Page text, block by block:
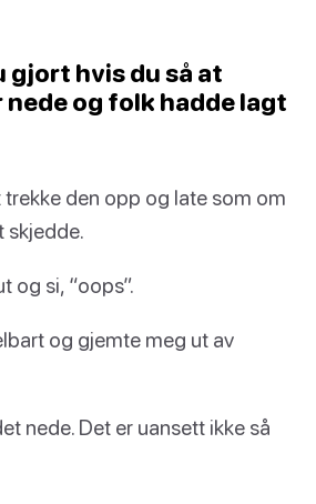
gjort hvis du så at
nede og folk hadde lagt
den opp og late som om
skjedde.
og si, “oops”.
og gjemte meg ut av
nede. Det er uansett ikke så